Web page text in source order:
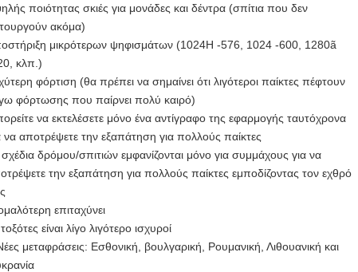
ποιότητας σκιές για μονάδες και δέντρα (σπίτια που δεν
ακόμα)
μικρότερων ψηφισμάτων (1024H -576, 1024 -600, 1280ã
κλπ.)
φόρτιση (θα πρέπει να σημαίνει ότι λιγότεροι παίκτες πέφτουν
φόρτωσης που παίρνει πολύ καιρό)
να εκτελέσετε μόνο ένα αντίγραφο της εφαρμογής ταυτόχρονα
να αποτρέψετε την εξαπάτηση για πολλούς παίκτες
δρόμου/σπιτιών εμφανίζονται μόνο για συμμάχους για να
την εξαπάτηση για πολλούς παίκτες εμποδίζοντας τον εχθρό
επιταχύνει
είναι λίγο λιγότερο ισχυροί
μεταφράσεις: Εσθονική, βουλγαρική, Ρουμανική, Λιθουανική και